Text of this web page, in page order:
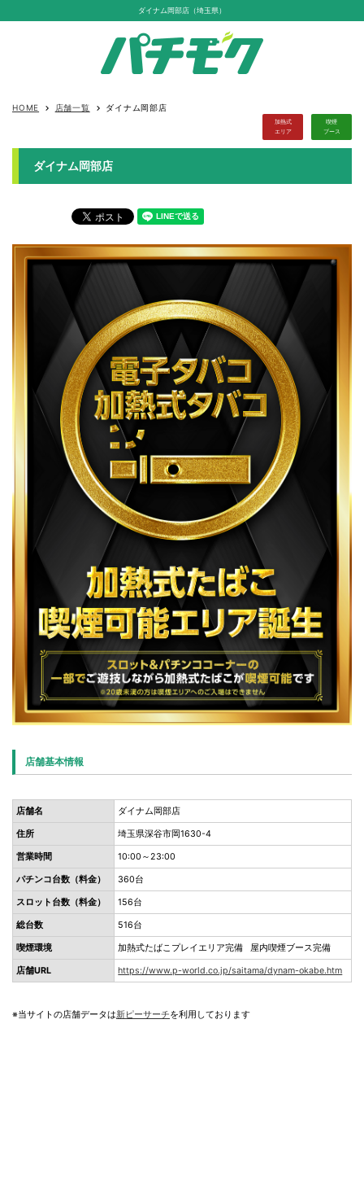
ダイナム岡部店（埼玉県）
HOME keyboard_arrow_right 店舗一覧 keyboard_arrow_right ダイナム岡部店
加熱式
エリア
喫煙
ブース
ダイナム岡部店
店舗基本情報
店舗名 ダイナム岡部店
住所 埼玉県深谷市岡1630-4
営業時間 10:00～23:00
パチンコ台数（料金） 360台
スロット台数（料金） 156台
総台数 516台
喫煙環境 加熱式たばこプレイエリア完備 屋内喫煙ブース完備
店舗URL https://www.p-world.co.jp/saitama/dynam-okabe.htm
※当サイトの店舗データは新ピーサーチを利用しております